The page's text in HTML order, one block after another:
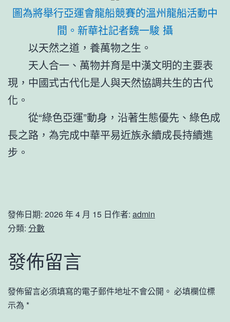
圖為將舉行亞運會龍船競賽的溫州龍船活動中
間。 新華社記者魏一駿 攝
以天然之道，養萬物之生。
天人合一、萬物并育是中漢文明的主要表
現，中國式古代化是人與天然協調共生的古代
化。
從“綠色亞運”動身，沿著生態優先、綠色成
長之路，為完成中華平易近族永續成長持續進
步。
發佈日期: 2026 年 4 月 15 日作者: admin
分類: 分數
發佈留言
發佈留言必須填寫的電子郵件地址不會公開。 必填欄位標
示為 *